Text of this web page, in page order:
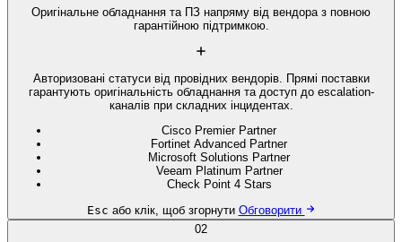
Оригінальне обладнання та ПЗ напряму від вендора з повною
гарантійною підтримкою.
Авторизовані статуси від провідних вендорів. Прямі поставки
гарантують оригінальність обладнання та доступ до escalation-
каналів при складних інцидентах.
Cisco Premier Partner
Fortinet Advanced Partner
Microsoft Solutions Partner
Veeam Platinum Partner
Check Point 4 Stars
Esc або клік, щоб згорнути Обговорити
02